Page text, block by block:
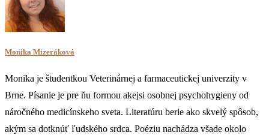
Monika Mizeráková
Monika je študentkou Veterinárnej a farmaceutickej univerzity v
Brne. Písanie je pre ňu formou akejsi osobnej psychohygieny od
náročného medicínskeho sveta. Literatúru berie ako skvelý spôsob,
akým sa dotknúť ľudského srdca. Poéziu nachádza všade okolo